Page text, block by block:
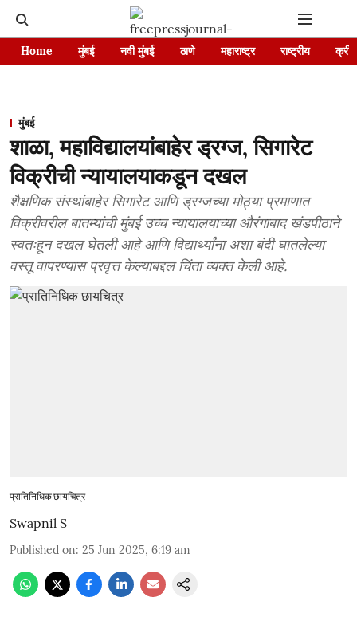
Home मुंबई नवी मुंबई ठाणे महाराष्ट्र राष्ट्रीय
मुंबई
शाळा, महाविद्यालयांबाहेर ड्रग्ज, सिगारेट
विक्रीची न्यायालयाकडून दखल
शैक्षणिक संस्थांबाहेर सिगारेट आणि ड्रग्जच्या मोठ्या प्रमाणात
विक्रीवरील बातम्यांची मुंबई उच्च न्यायालयाच्या औरंगाबाद खंडपीठाने
स्वतःहून दखल घेतली आहे आणि विद्यार्थ्यांना अशा बंदी घातलेल्या
वस्तू वापरण्यास प्रवृत्त केल्याबद्दल चिंता व्यक्त केली आहे.
प्रातिनिधिक छायचित्र
Swapnil S
Published on: 25 Jun 2025, 6:19 am